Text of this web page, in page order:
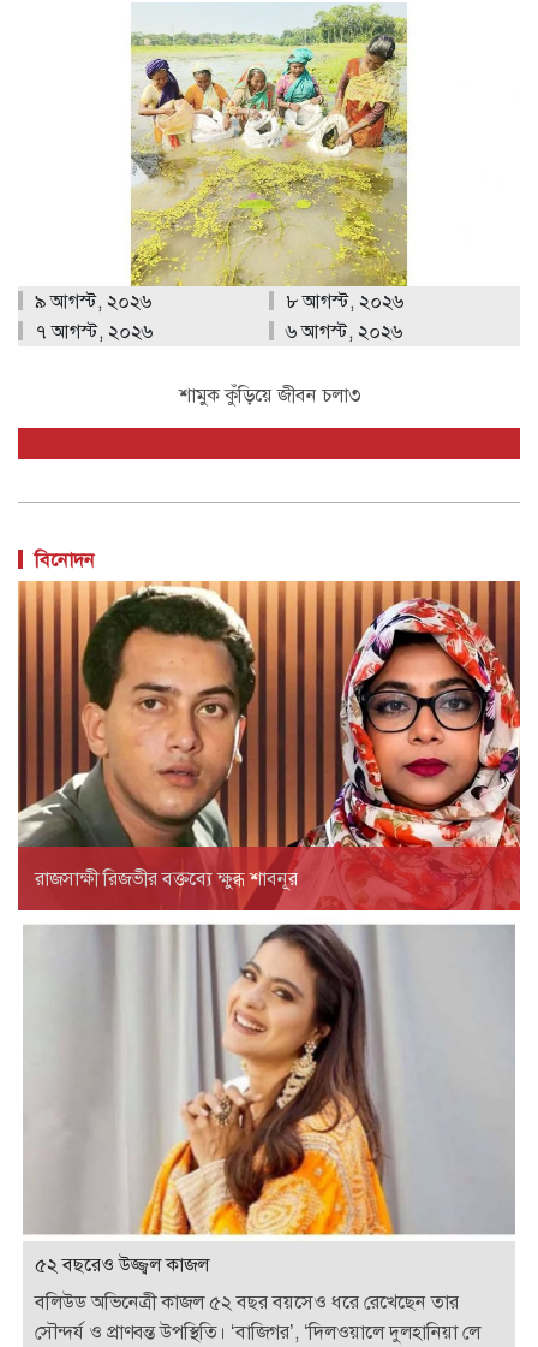
৯ আগস্ট, ২০২৬
৮ আগস্ট, ২০২৬
৭ আগস্ট, ২০২৬
৬ আগস্ট, ২০২৬
শামুক কুঁড়িয়ে জীবন চলা৩
বিনোদন
রাজসাক্ষী রিজভীর বক্তব্যে ক্ষুব্ধ শাবনূর
৫২ বছরেও উজ্জ্বল কাজল
বলিউড অভিনেত্রী কাজল ৫২ বছর বয়সেও ধরে রেখেছেন তার
সৌন্দর্য ও প্রাণবন্ত উপস্থিতি। ‘বাজিগর’, ‘দিলওয়ালে দুলহানিয়া লে